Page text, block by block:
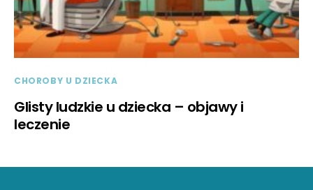
CHOROBY U DZIECKA
Glisty ludzkie u dziecka – objawy i
leczenie